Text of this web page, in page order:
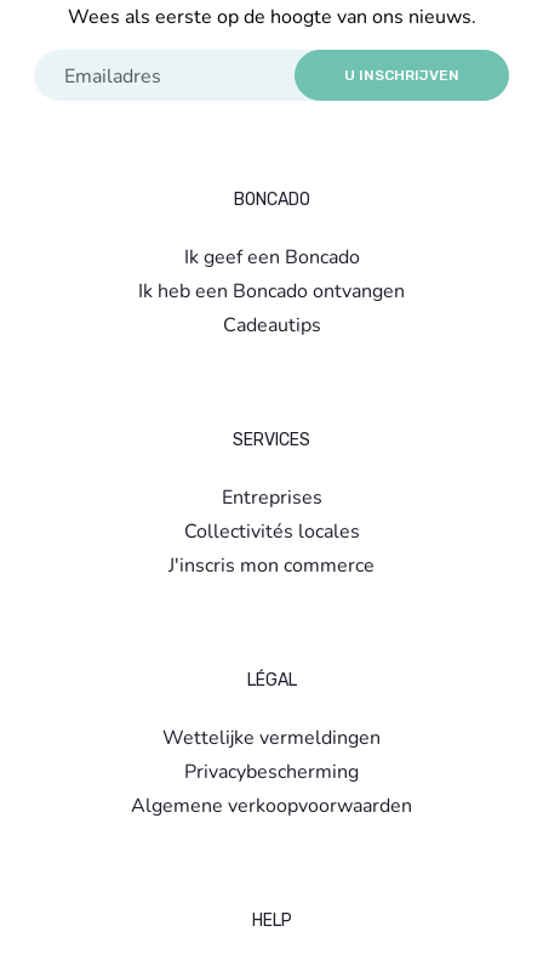
Wees als eerste op de hoogte van ons nieuws.
U INSCHRIJVEN
BONCADO
Ik geef een Boncado
Ik heb een Boncado ontvangen
Cadeautips
SERVICES
Entreprises
Collectivités locales
J'inscris mon commerce
LÉGAL
Wettelijke vermeldingen
Privacybescherming
Algemene verkoopvoorwaarden
HELP